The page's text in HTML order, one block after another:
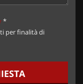
*
per finalità di